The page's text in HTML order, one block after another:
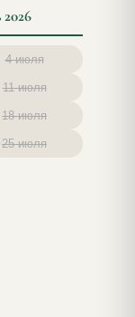
4 июля
11 июля
18 июля
25 июля